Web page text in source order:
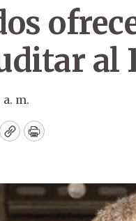
al
a. m.
CopyPrint